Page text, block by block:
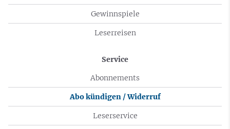
Gewinnspiele
Leserreisen
Service
Abonnements
Abo kündigen / Widerruf
Leserservice